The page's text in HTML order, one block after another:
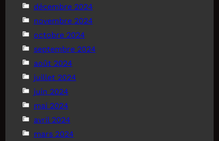
décembre 2024
novembre 2024
octobre 2024
septembre 2024
août 2024
juillet 2024
juin 2024
mai 2024
avril 2024
mars 2024